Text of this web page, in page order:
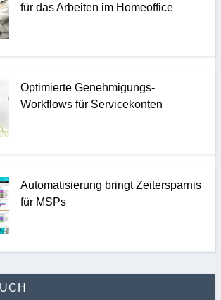
für das Arbeiten im Homeoffice
Optimierte Genehmigungs-
Workflows für Servicekonten
Automatisierung bringt Zeitersparnis
für MSPs